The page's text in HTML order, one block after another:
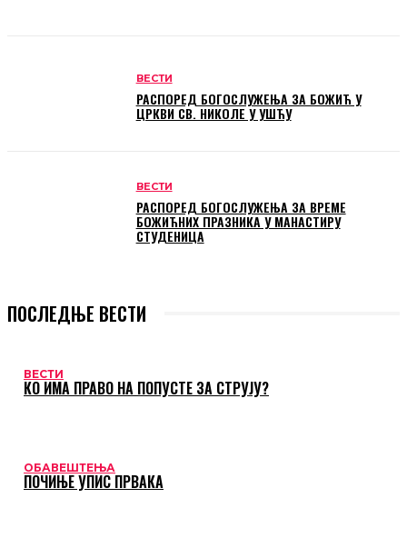
ВЕСТИ
РАСПОРЕД БОГОСЛУЖЕЊА ЗА БОЖИЋ У
ЦРКВИ СВ. НИКОЛЕ У УШЋУ
ВЕСТИ
РАСПОРЕД БОГОСЛУЖЕЊА ЗА ВРЕМЕ
БОЖИЋНИХ ПРАЗНИКА У МАНАСТИРУ
СТУДЕНИЦА
ПОСЛЕДЊЕ ВЕСТИ
ВЕСТИ
КО ИМА ПРАВО НА ПОПУСТЕ ЗА СТРУЈУ?
ОБАВЕШТЕЊА
ПОЧИЊЕ УПИС ПРВАКА